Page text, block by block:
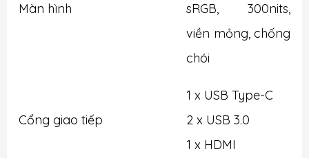
Màn hình
sRGB, 300nits,
viền mỏng, chống
chói
Cổng giao tiếp
1 x USB Type-C
2 x USB 3.0
1 x HDMI